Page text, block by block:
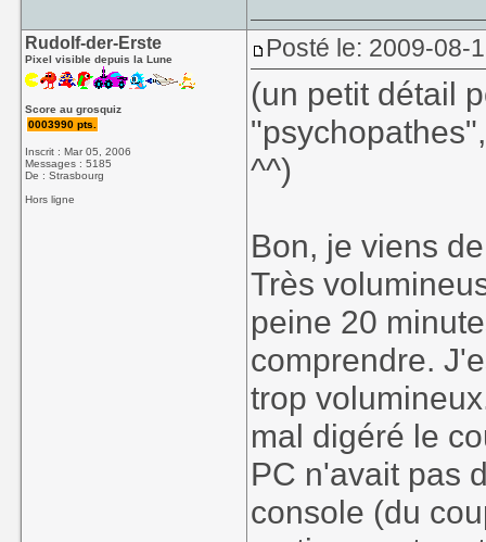
Rudolf-der-Erste
Pixel visible depuis la Lune
Score au grosquiz
0003990 pts.
Inscrit : Mar 05, 2006
Messages : 5185
De : Strasbourg
Hors ligne
Posté le: 2009-08-
(un petit détail
^^)
Bon, je viens
Très
peine 20
comprendre.
trop
mal digéré le
PC n'avait pas
console (du